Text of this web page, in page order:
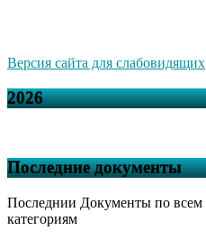
Версия сайта для слабовидящих
2026
Последние документы
Последнии Документы по всем
категориям